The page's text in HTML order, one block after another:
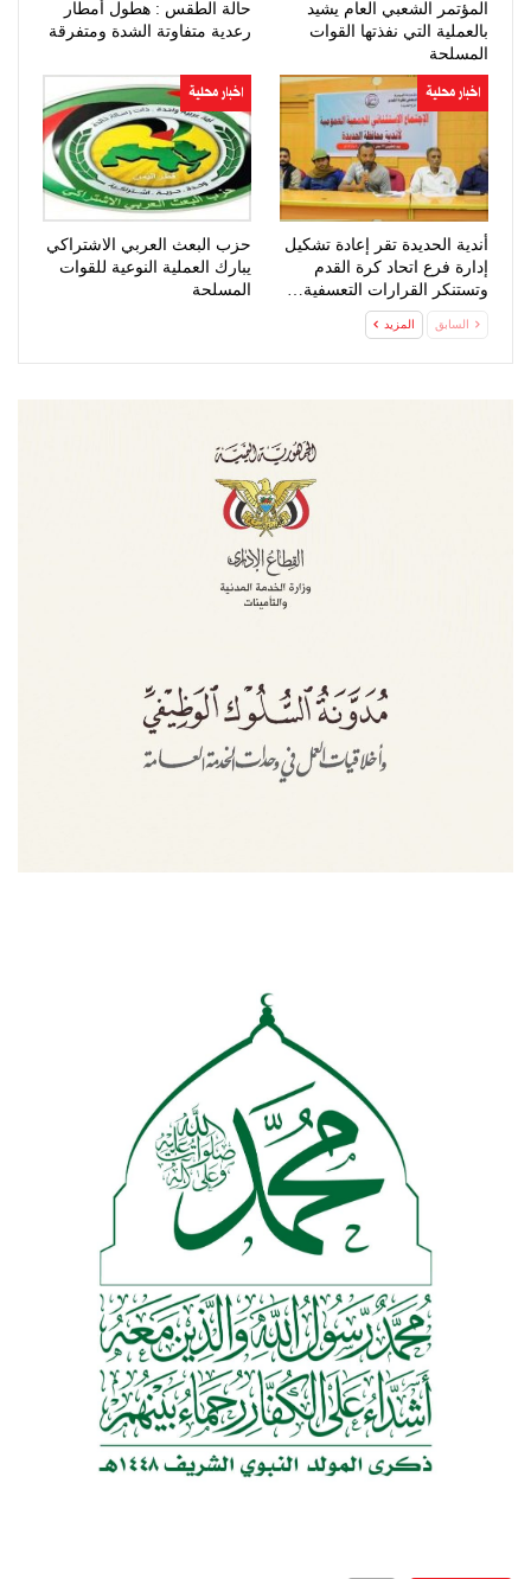
المؤتمر الشعبي العام يشيد
بالعملية التي نفذتها القوات
المسلحة
حالة الطقس : هطول أمطار
رعدية متفاوتة الشدة ومتفرقة
اخبار محلية
أندية الحديدة تقر إعادة تشكيل
إدارة فرع اتحاد كرة القدم
وتستنكر القرارات التعسفية…
اخبار محلية
حزب البعث العربي الاشتراكي
يبارك العملية النوعية للقوات
المسلحة
السابق المزيد